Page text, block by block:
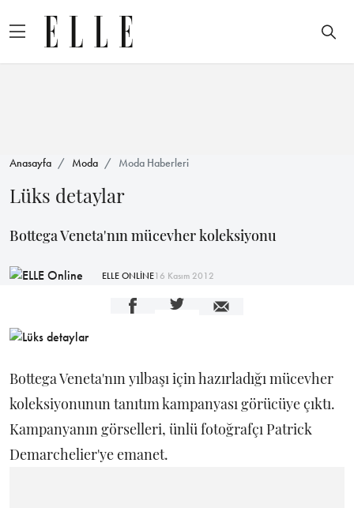
Anasayfa Moda Moda Haberleri
Lüks detaylar
Bottega Veneta'nın mücevher koleksiyonu
ELLE ONLİNE16 Kasım 2012
Bottega Veneta'nın yılbaşı için hazırladığı mücevher
koleksiyonunun tanıtım kampanyası görücüye çıktı.
Kampanyanın görselleri, ünlü fotoğrafçı Patrick
Demarchelier'ye emanet.